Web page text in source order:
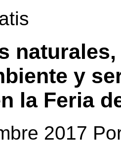
y
la Feria
2017